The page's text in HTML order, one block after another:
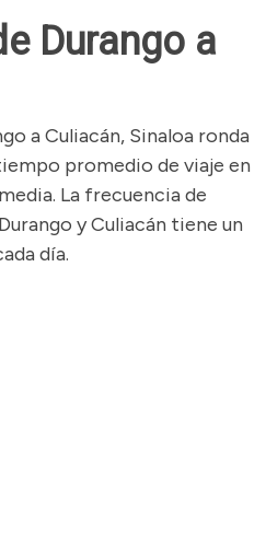
Durango a
a Culiacán, Sinaloa ronda
promedio de viaje en
La frecuencia de
y Culiacán tiene un
día.